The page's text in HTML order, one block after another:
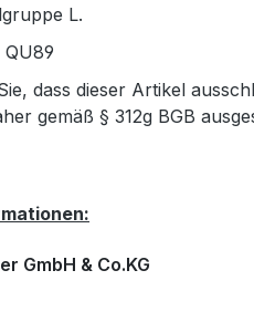
L.
dass dieser Artikel
gemäß § 312g BGB
GmbH & Co.KG